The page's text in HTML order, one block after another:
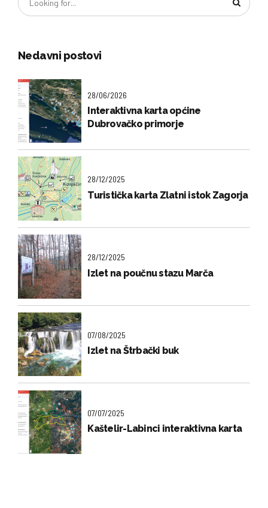
Nedavni postovi
28/06/2026
Interaktivna karta općine
Dubrovačko primorje
28/12/2025
Turistička karta Zlatni istok Zagorja
28/12/2025
Izlet na poučnu stazu Marča
07/08/2025
Izlet na Štrbački buk
07/07/2025
Kaštelir-Labinci interaktivna karta